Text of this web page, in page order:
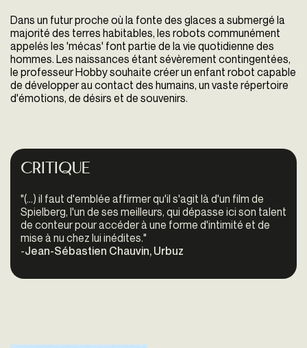
Dans un futur proche où la fonte des glaces a submergé la
majorité des terres habitables, les robots communément
appelés les 'mécas' font partie de la vie quotidienne des
hommes. Les naissances étant sévèrement contingentées,
le professeur Hobby souhaite créer un enfant robot capable
de développer au contact des humains, un vaste répertoire
d'émotions, de désirs et de souvenirs.
Critique
"(...) il faut d'emblée affirmer qu'il s'agit là d'un film de
Spielberg, l'un de ses meilleurs, qui dépasse ici son talent
de conteur pour accéder à une forme d'intimité et de
mise à nu chez lui inédites."
-Jean-Sébastien Chauvin, Urbuz